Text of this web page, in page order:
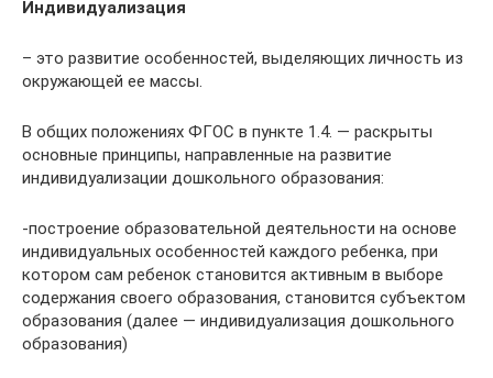
Индивидуализация
– это развитие особенностей, выделяющих личность из
окружающей ее массы.
В общих положениях ФГОС в пункте 1.4. — раскрыты
основные принципы, направленные на развитие
индивидуализации дошкольного образования:
-построение образовательной деятельности на основе
индивидуальных особенностей каждого ребенка, при
котором сам ребенок становится активным в выборе
содержания своего образования, становится субъектом
образования (далее — индивидуализация дошкольного
образования)